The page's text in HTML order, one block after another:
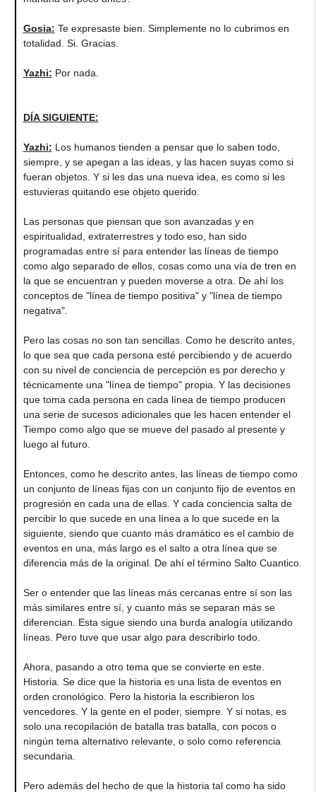
Gosia: Te expresaste bien. Simplemente no lo cubrimos en
totalidad. Si. Gracias.
Yazhi: Por nada.
DÍA SIGUIENTE:
Yazhi: Los humanos tienden a pensar que lo saben todo,
siempre, y se apegan a las ideas, y las hacen suyas como si
fueran objetos. Y si les das una nueva idea, es como si les
estuvieras quitando ese objeto querido.
Las personas que piensan que son avanzadas y en
espiritualidad, extraterrestres y todo eso, han sido
programadas entre sí para entender las líneas de tiempo
como algo separado de ellos, cosas como una vía de tren en
la que se encuentran y pueden moverse a otra. De ahí los
conceptos de "línea de tiempo positiva" y "línea de tiempo
negativa".
Pero las cosas no son tan sencillas. Como he descrito antes,
lo que sea que cada persona esté percibiendo y de acuerdo
con su nivel de conciencia de percepción es por derecho y
técnicamente una "línea de tiempo" propia. Y las decisiones
que toma cada persona en cada línea de tiempo producen
una serie de sucesos adicionales que les hacen entender el
Tiempo como algo que se mueve del pasado al presente y
luego al futuro.
Entonces, como he descrito antes, las líneas de tiempo como
un conjunto de líneas fijas con un conjunto fijo de eventos en
progresión en cada una de ellas. Y cada conciencia salta de
percibir lo que sucede en una línea a lo que sucede en la
siguiente, siendo que cuanto más dramático es el cambio de
eventos en una, más largo es el salto a otra línea que se
diferencia más de la original. De ahí el término Salto Cuantico.
Ser o entender que las líneas más cercanas entre sí son las
más similares entre sí, y cuanto más se separan más se
diferencian. Esta sigue siendo una burda analogía utilizando
líneas. Pero tuve que usar algo para describirlo todo.
Ahora, pasando a otro tema que se convierte en este.
Historia. Se dice que la historia es una lista de eventos en
orden cronológico. Pero la historia la escribieron los
vencedores. Y la gente en el poder, siempre. Y si notas, es
solo una recopilación de batalla tras batalla, con pocos o
ningún tema alternativo relevante, o solo como referencia
secundaria.
Pero además del hecho de que la historia tal como ha sido